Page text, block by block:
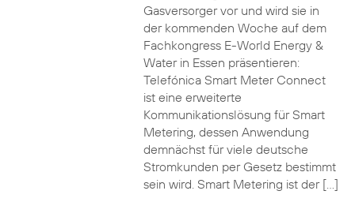
Gasversorger vor und wird sie in
der kommenden Woche auf dem
Fachkongress E-World Energy &
Water in Essen präsentieren:
Telefónica Smart Meter Connect
ist eine erweiterte
Kommunikationslösung für Smart
Metering, dessen Anwendung
demnächst für viele deutsche
Stromkunden per Gesetz bestimmt
sein wird. Smart Metering ist der […]